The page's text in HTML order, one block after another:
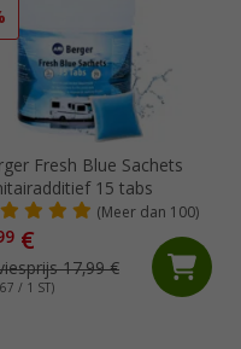
Fresh Blue Sachets
15 tabs
(Meer dan 100)
€
17,99 €
/ 1 ST)